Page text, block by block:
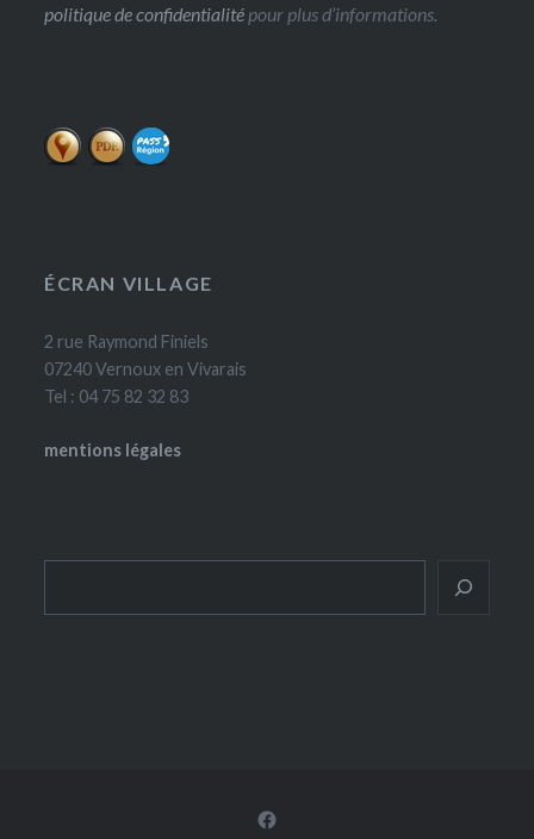
politique de confidentialité pour plus d’informations.
ÉCRAN VILLAGE
2 rue Raymond Finiels
07240 Vernoux en Vivarais
Tel : 04 75 82 32 83
mentions légales
Facebook